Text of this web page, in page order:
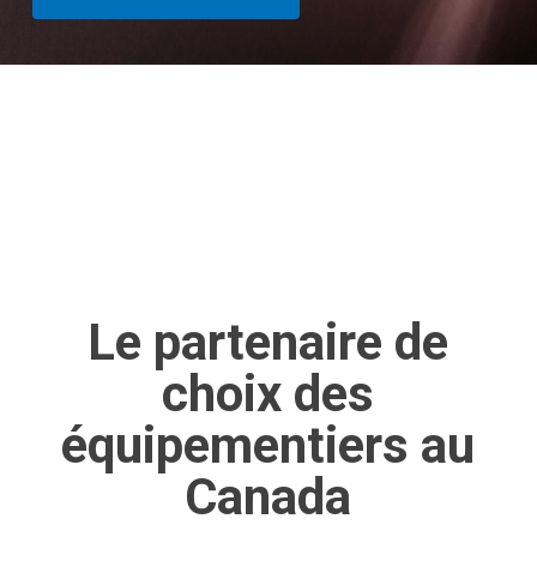
Le partenaire de
choix des
équipementiers au
Canada